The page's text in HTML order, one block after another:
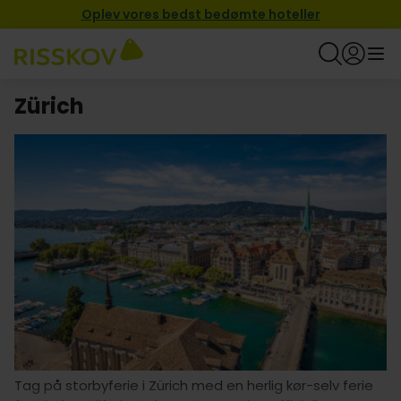
Oplev vores bedst bedømte hoteller
Zürich
Tag på storbyferie i Zürich med en herlig kør-selv ferie